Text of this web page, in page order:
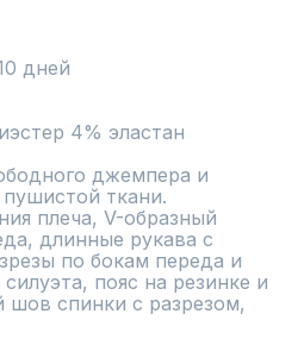
дней
4% эластан
джемпера и
ткани.
плеча, V-образный
длинные рукава с
по бокам переда и
пояс на резинке и
шов спинки с разрезом,